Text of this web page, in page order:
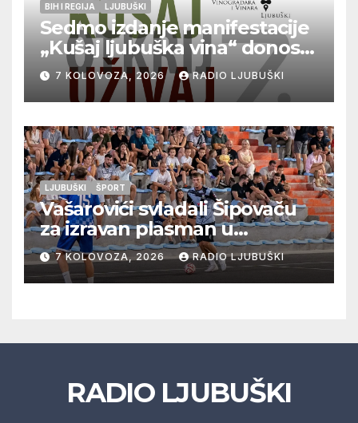
BIH I REGIJA LJUBUŠKI
Sedmo izdanje manifestacije
„Kušaj ljubuška vina“ donosi
vrhunska vina, gastronomiju i
glazbu
7 KOLOVOZA, 2026 RADIO LJUBUŠKI
LJUBUŠKI ŠPORT
Vašarovići svladali Šipovaču
za izravan plasman u
četvrtfinale, Grab izborio
prolazak dalje, Klobuk ispao,
večeras počinje četvrtfinale
7 KOLOVOZA, 2026 RADIO LJUBUŠKI
RADIO LJUBUŠKI